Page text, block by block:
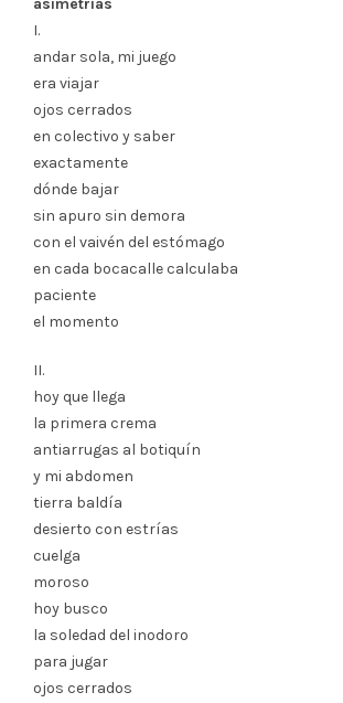
asimetrías
I.
andar sola, mi juego
era viajar
ojos cerrados
en colectivo y saber
exactamente
dónde bajar
sin apuro sin demora
con el vaivén del estómago
en cada bocacalle calculaba
paciente
el momento
II.
hoy que llega
la primera crema
antiarrugas al botiquín
y mi abdomen
tierra baldía
desierto con estrías
cuelga
moroso
hoy busco
la soledad del inodoro
para jugar
ojos cerrados